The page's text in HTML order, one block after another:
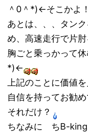
＾0＾*)←そこかよ！
あとは、、、タン
め、高速走行で片肘
胸ごと乗っかって
*)←
上記のことに価値
自信を持ってお勧
それだけ？
ちなみに ちB-king